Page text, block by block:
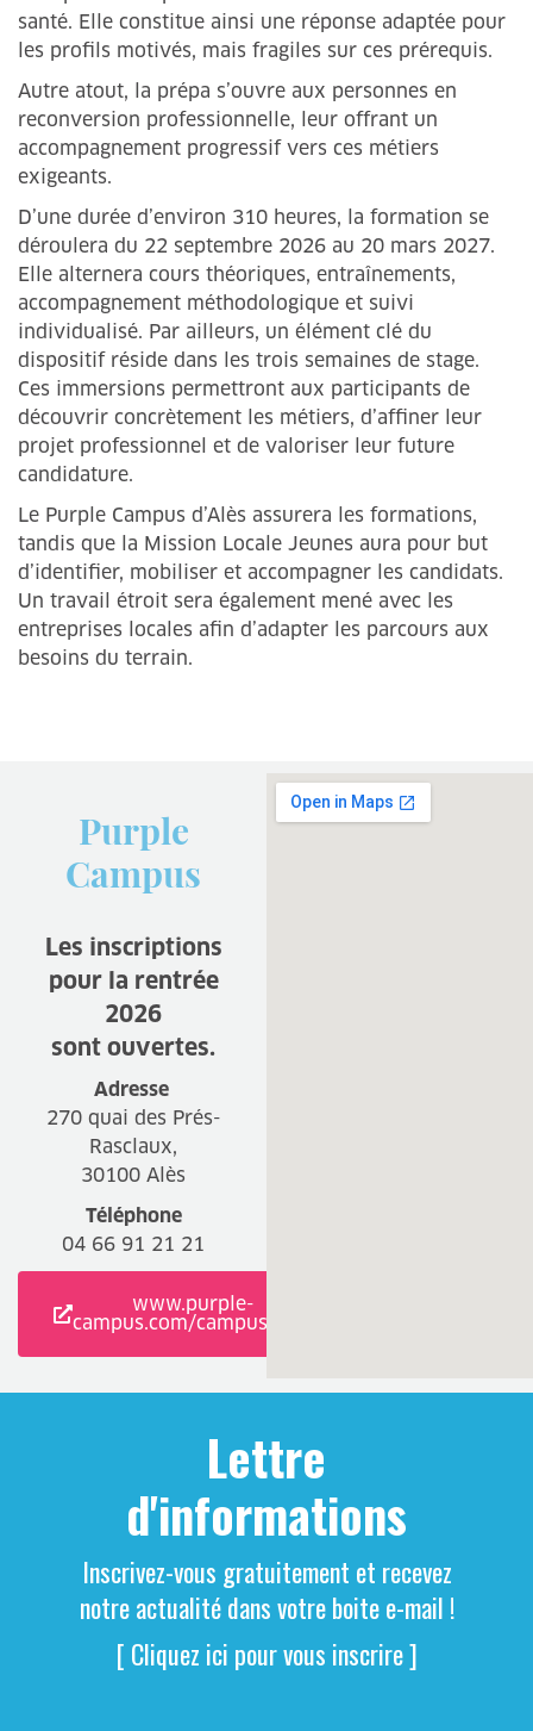
santé. Elle constitue ainsi une réponse adaptée pour
les profils motivés, mais fragiles sur ces prérequis.
Autre atout, la prépa s’ouvre aux personnes en
reconversion professionnelle, leur offrant un
accompagnement progressif vers ces métiers
exigeants.
D’une durée d’environ 310 heures, la formation se
déroulera du 22 septembre 2026 au 20 mars 2027.
Elle alternera cours théoriques, entraînements,
accompagnement méthodologique et suivi
individualisé. Par ailleurs, un élément clé du
dispositif réside dans les trois semaines de stage.
Ces immersions permettront aux participants de
découvrir concrètement les métiers, d’affiner leur
projet professionnel et de valoriser leur future
candidature.
Le Purple Campus d’Alès assurera les formations,
tandis que la Mission Locale Jeunes aura pour but
d’identifier, mobiliser et accompagner les candidats.
Un travail étroit sera également mené avec les
entreprises locales afin d’adapter les parcours aux
besoins du terrain.
Purple
Campus
Les inscriptions
pour la rentrée
2026
sont ouvertes.
Adresse
270 quai des Prés-
Rasclaux,
30100 Alès
Téléphone
04 66 91 21 21
www.purple-
campus.com/campus/ales
Lettre
d'informations
Inscrivez-vous gratuitement et recevez
notre actualité dans votre boite e-mail !
[ Cliquez ici pour vous inscrire ]